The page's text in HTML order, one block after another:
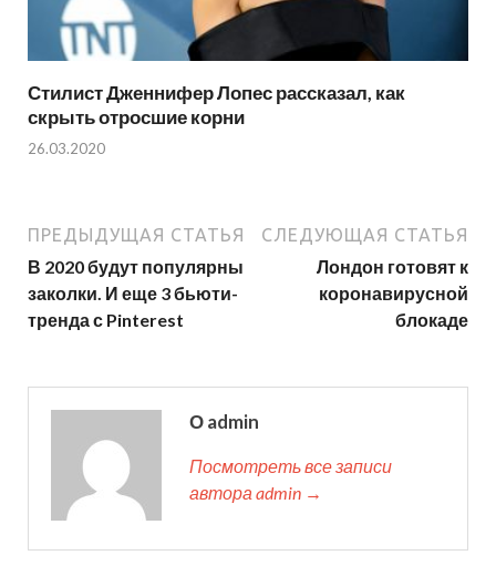
Стилист Дженнифер Лопес рассказал, как
скрыть отросшие корни
26.03.2020
ПРЕДЫДУЩАЯ СТАТЬЯ
В 2020 будут популярны
заколки. И еще 3 бьюти-
тренда с Pinterest
СЛЕДУЮЩАЯ СТАТЬЯ
Лондон готовят к
коронавирусной
блокаде
О admin
Посмотреть все записи
автора admin →